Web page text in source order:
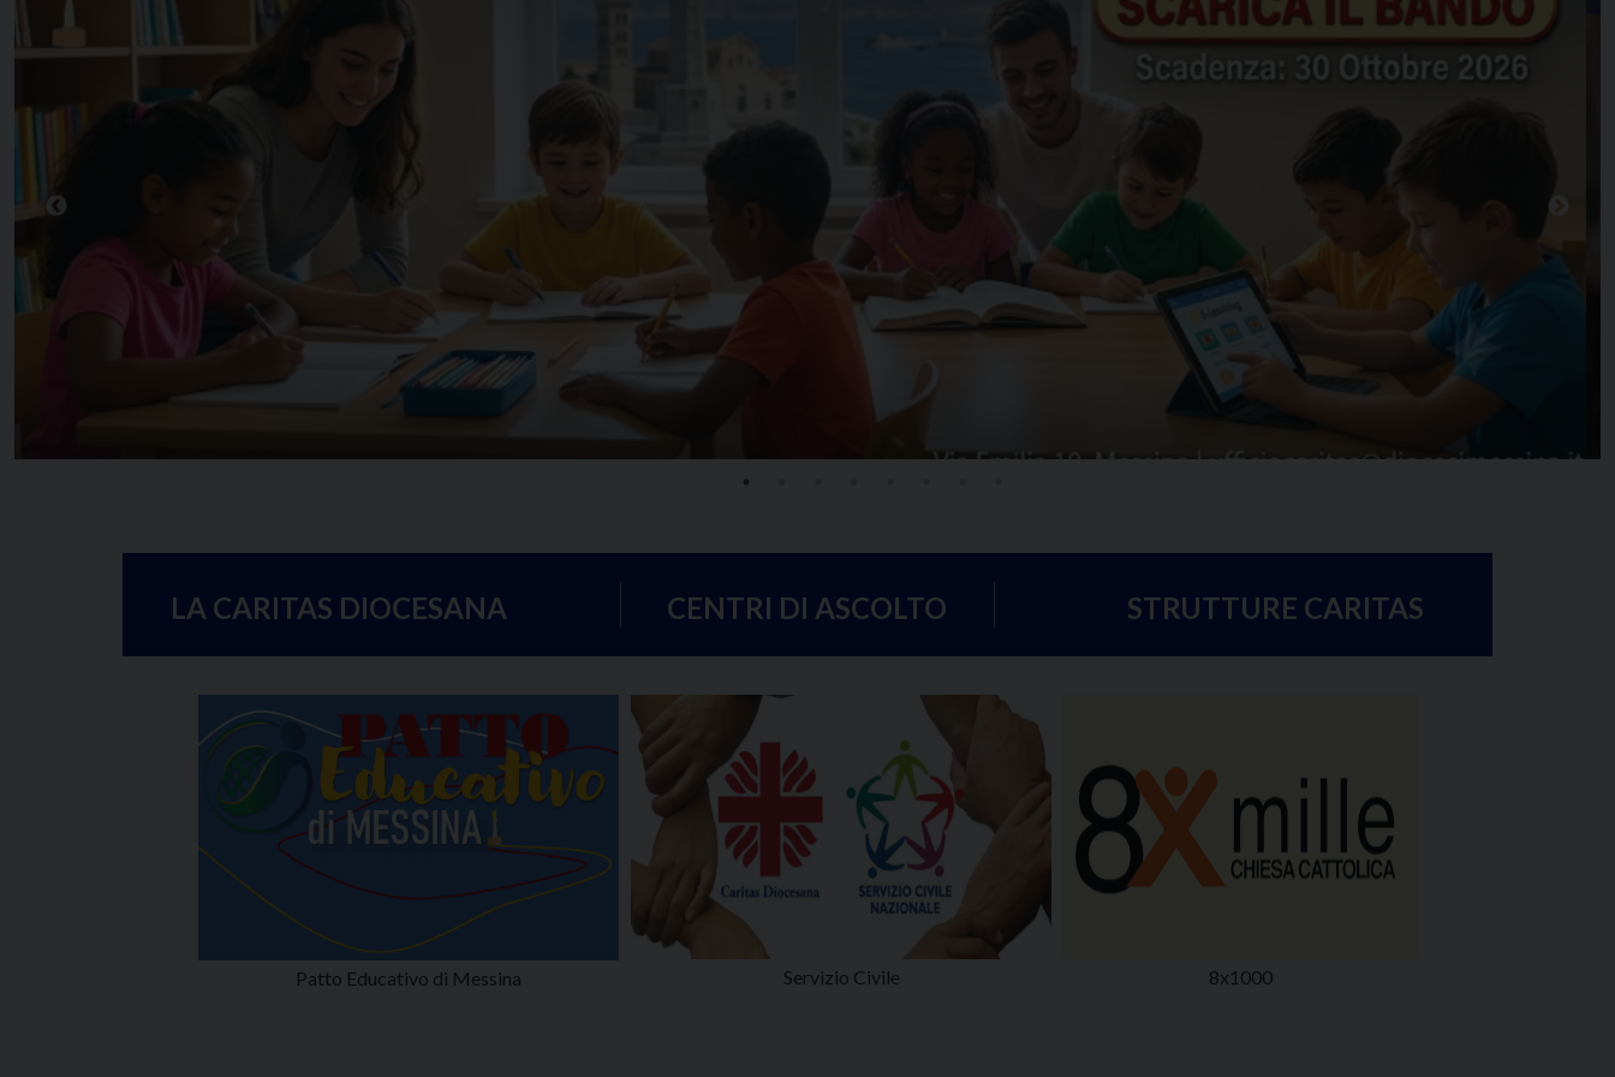
LA CARITAS DIOCESANA CENTRI DI ASCOLTO STRUTTURE CARITAS
Patto Educativo di Messina Servizio Civile 8x1000